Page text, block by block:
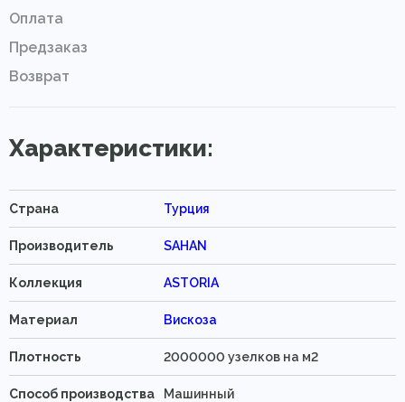
Оплата
Предзаказ
Возврат
Характеристики:
Страна Турция
Производитель SAHAN
Коллекция ASTORIA
Материал Вискоза
Плотность 2000000 узелков на м2
Способ производства Машинный